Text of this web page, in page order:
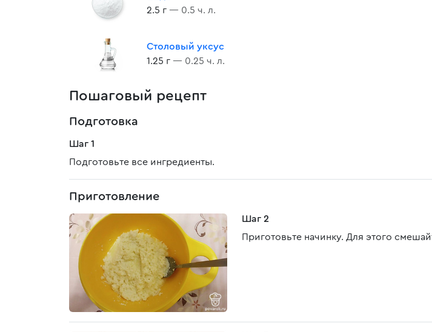
2.5 г — 0.5 ч. л.
Столовый уксус
1.25 г — 0.25 ч. л.
Пошаговый рецепт
Подготовка
Шаг 1
Подготовьте все ингредиенты.
Приготовление
Шаг 2
Приготовьте начинку. Для этого